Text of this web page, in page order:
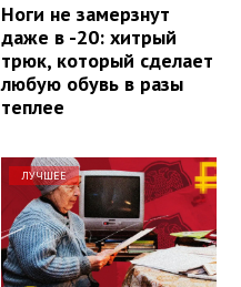
Ноги не замерзнут
даже в -20: хитрый
трюк, который сделает
любую обувь в разы
теплее
ЛУЧШЕЕ